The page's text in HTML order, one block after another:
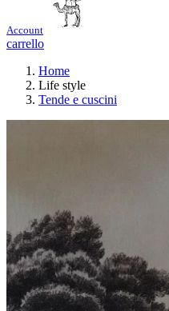
Account
carrello
Home
Life style
Tende e cuscini